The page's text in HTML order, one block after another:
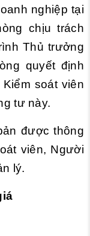
nghiệp tại
chịu trách
Thủ trưởng
quyết định
soát viên
tư này.
được thông
viên, Người
lý.